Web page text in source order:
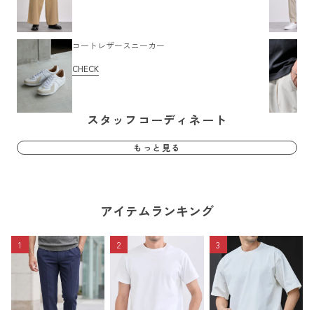
コートレザースニーカー
CHECK
スタッフコーディネート
もっと見る
アイテムランキング
1 2 3